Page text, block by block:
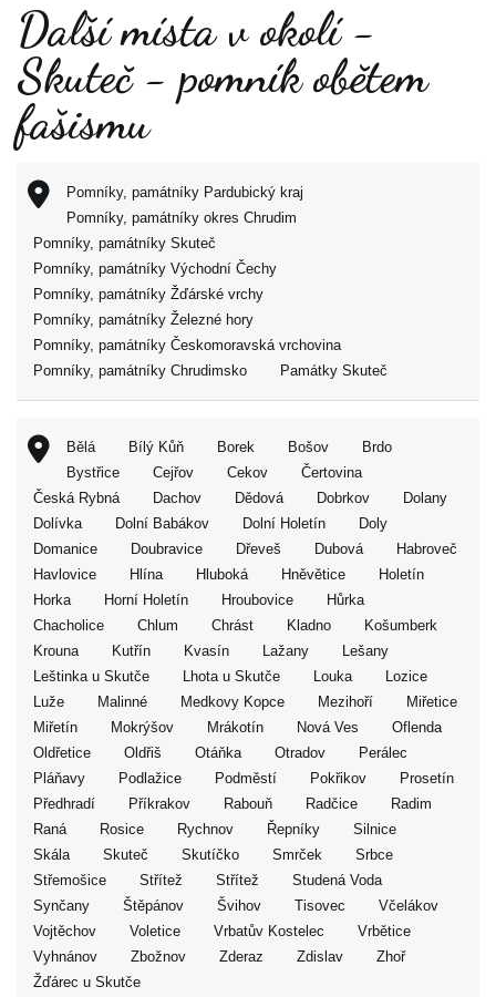
Další místa v okolí -
Skuteč - pomník obětem
fašismu
Pomníky, památníky Pardubický kraj
Pomníky, památníky okres Chrudim
Pomníky, památníky Skuteč
Pomníky, památníky Východní Čechy
Pomníky, památníky Žďárské vrchy
Pomníky, památníky Železné hory
Pomníky, památníky Českomoravská vrchovina
Pomníky, památníky Chrudimsko
Památky Skuteč
Bělá Bílý Kůň Borek Bošov
Brdo
Bystřice
Cejřov Cekov
Čertovina
Česká Rybná
Dachov Dědová Dobrkov
Dolany
Dolívka
Dolní Babákov Dolní Holetín
Doly
Domanice
Doubravice Dřeveš Dubová
Habroveč
Havlovice
Hlína Hluboká Hněvětice
Holetín
Horka
Horní Holetín Hroubovice
Hůrka
Chacholice
Chlum Chrást Kladno
Košumberk
Krouna
Kutřín Kvasín Lažany
Lešany
Leštinka u Skutče
Lhota u Skutče Louka
Lozice
Luže
Malinné Medkovy Kopce Mezihoří
Miřetice
Miřetín
Mokrýšov Mrákotín Nová Ves
Oflenda
Oldřetice
Oldřiš Otáňka Otradov
Perálec
Pláňavy
Podlažice Podměstí Pokřikov
Prosetín
Předhradí
Příkrakov Rabouň Radčice
Radim
Raná
Rosice Rychnov Řepníky
Silnice
Skála
Skuteč Skutíčko Smrček
Srbce
Střemošice
Střítež Střítež
Studená Voda
Synčany
Štěpánov Švihov Tisovec
Včelákov
Vojtěchov
Voletice Vrbatův Kostelec
Vrbětice
Vyhnánov
Zbožnov Zderaz Zdislav
Zhoř
Žďárec u Skutče